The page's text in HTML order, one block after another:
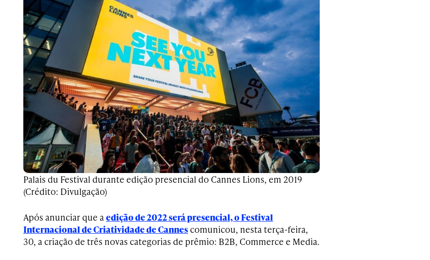
Palais du Festival durante edição presencial do Cannes Lions, em 2019
(Crédito: Divulgação)
Após anunciar que a edição de 2022 será presencial, o Festival
Internacional de Criatividade de Cannes comunicou, nesta terça-feira,
30, a criação de três novas categorias de prêmio: B2B, Commerce e Media.